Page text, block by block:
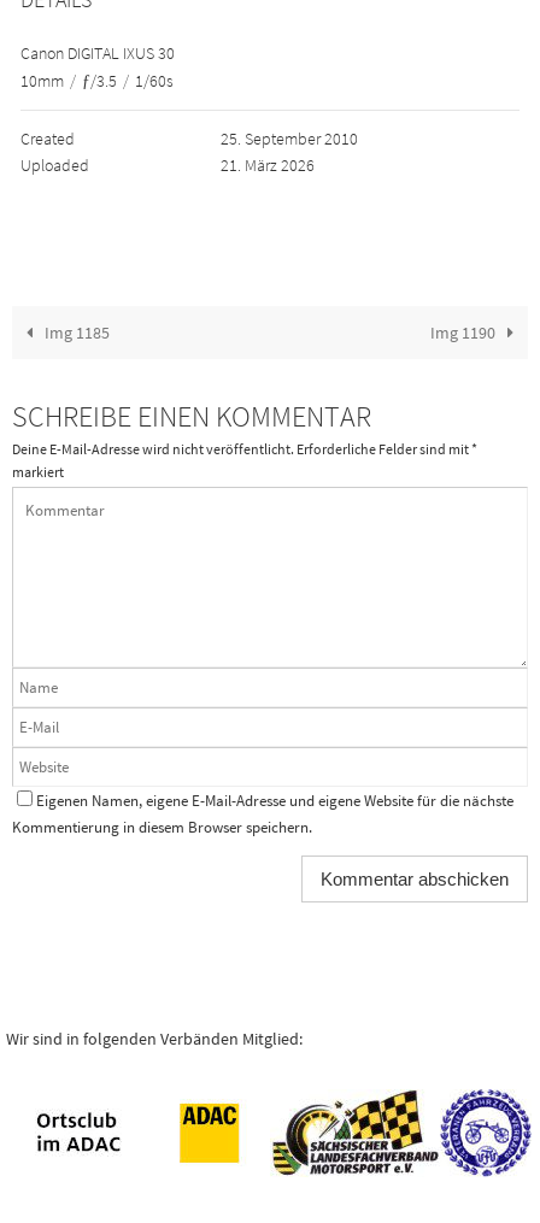
Canon DIGITAL IXUS 30
10mm / ƒ/3.5 / 1/60s
Created
25. September 2010
Uploaded
21. März 2026
Img 1185 Img 1190
SCHREIBE EINEN KOMMENTAR
Deine E-Mail-Adresse wird nicht veröffentlicht. Erforderliche Felder sind mit*
markiert
Eigenen Namen, eigene E-Mail-Adresse und eigene Website für die nächste
Kommentierung in diesem Browser speichern.
Wir sind in folgenden Verbänden Mitglied: